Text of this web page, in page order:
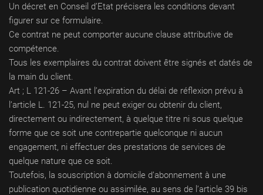
Un décret en Conseil d’Etat précisera les conditions devant
figurer sur ce formulaire.
Ce contrat ne peut comporter aucune clause attributive de
compétence.
Tous les exemplaires du contrat doivent être signés et datés de
la main du client.
Art ; L 121-26 – Avant l’expiration du délai de réflexion prévu à
l’article L. 121-25, nul ne peut exiger ou obtenir du client,
directement ou indirectement, à quelque titre ni sous quelque
forme que ce soit une contrepartie quelconque ni aucun
engagement, ni effectuer des prestations de services de
quelque nature que ce soit.
Toutefois, la souscription à domicile d’abonnement à une
publication quotidienne ou assimilée, au sens de l’article 39 bis